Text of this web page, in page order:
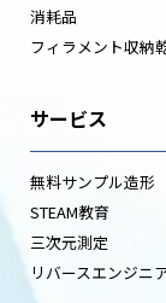
消耗品
フィラメント収納
サービス
無料サンプル造形
STEAM教育
三次元測定
リバースエンジニ